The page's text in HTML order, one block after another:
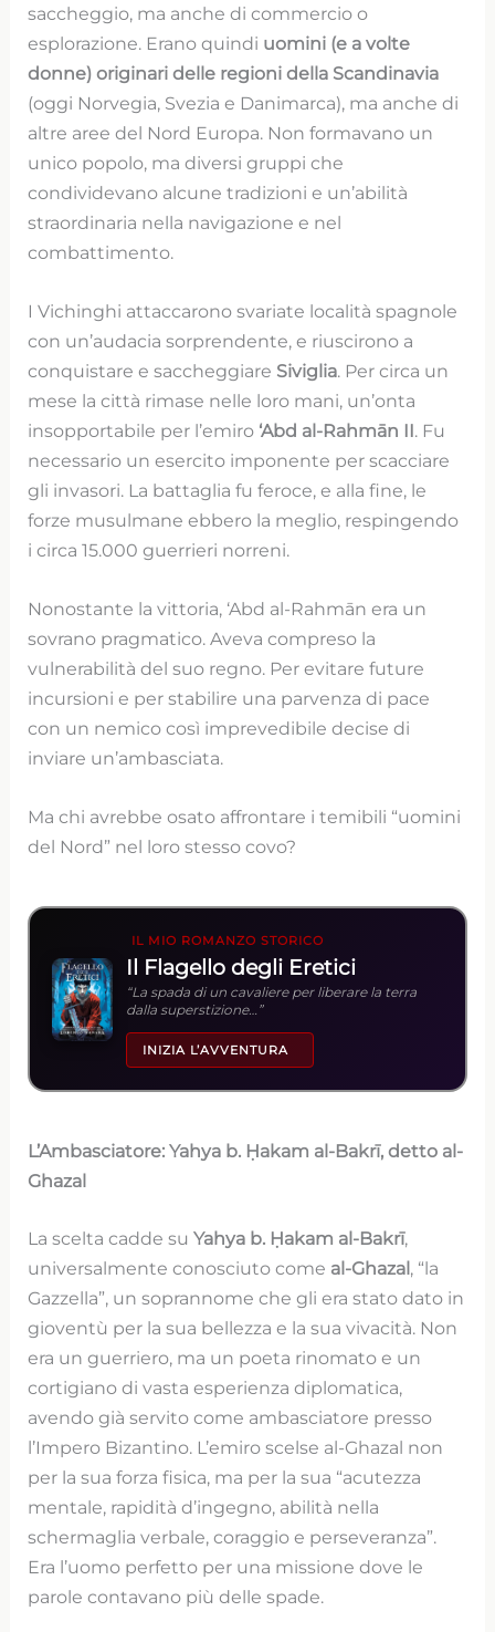
saccheggio, ma anche di commercio o
esplorazione. Erano quindi uomini (e a volte
donne) originari delle regioni della Scandinavia
(oggi Norvegia, Svezia e Danimarca), ma anche di
altre aree del Nord Europa. Non formavano un
unico popolo, ma diversi gruppi che
condividevano alcune tradizioni e un’abilità
straordinaria nella navigazione e nel
combattimento.
I Vichinghi attaccarono svariate località spagnole
con un’audacia sorprendente, e riuscirono a
conquistare e saccheggiare Siviglia. Per circa un
mese la città rimase nelle loro mani, un’onta
insopportabile per l’emiro ‘Abd al-Rahmān II. Fu
necessario un esercito imponente per scacciare
gli invasori. La battaglia fu feroce, e alla fine, le
forze musulmane ebbero la meglio, respingendo
i circa 15.000 guerrieri norreni.
Nonostante la vittoria, ‘Abd al-Rahmān era un
sovrano pragmatico. Aveva compreso la
vulnerabilità del suo regno. Per evitare future
incursioni e per stabilire una parvenza di pace
con un nemico così imprevedibile decise di
inviare un’ambasciata.
Ma chi avrebbe osato affrontare i temibili “uomini
del Nord” nel loro stesso covo?
IL MIO ROMANZO STORICO
Il Flagello degli Eretici
“La spada di un cavaliere per liberare la terra
dalla superstizione…”
INIZIA L’AVVENTURA
L’Ambasciatore: Yahya b. Ḥakam al-Bakrī, detto al-
Ghazal
La scelta cadde suYahya b. Ḥakam al-Bakrī,
universalmente conosciuto come al-Ghazal, “la
Gazzella”, un soprannome che gli era stato dato in
gioventù per la sua bellezza e la sua vivacità. Non
era un guerriero, ma un poeta rinomato e un
cortigiano di vasta esperienza diplomatica,
avendo già servito come ambasciatore presso
l’Impero Bizantino. L’emiro scelse al-Ghazal non
per la sua forza fisica, ma per la sua “acutezza
mentale, rapidità d’ingegno, abilità nella
schermaglia verbale, coraggio e perseveranza”.
Era l’uomo perfetto per una missione dove le
parole contavano più delle spade.